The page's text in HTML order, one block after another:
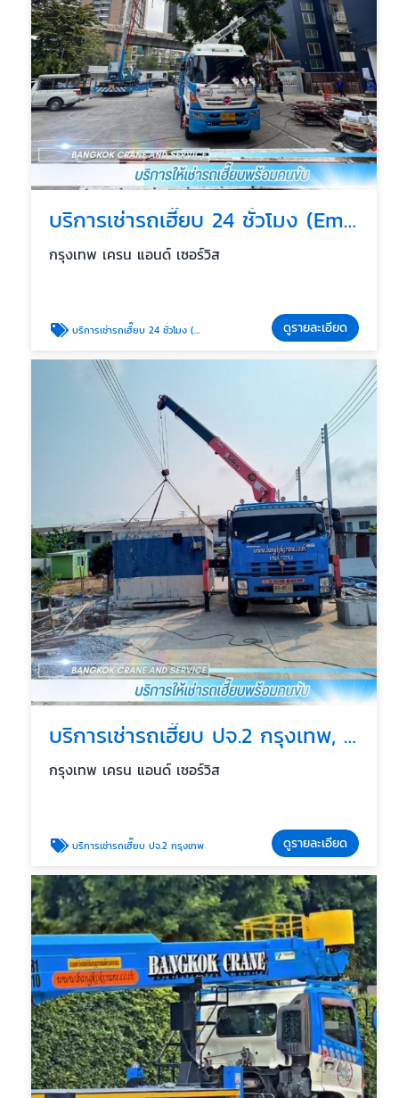
บริการเช่ารถเฮี๊ยบ 24 ชั่วโมง (Emergency Service)
กรุงเทพ เครน แอนด์ เซอร์วิส
บริการเช่ารถเฮี๊ยบ 24 ชั่วโมง (Emergency Service) ดูรายละเอียด
บริการเช่ารถเฮี๊ยบ ปจ.2 กรุงเทพ, นนทบุรี, ปทุมธานี
กรุงเทพ เครน แอนด์ เซอร์วิส
บริการเช่ารถเฮี๊ยบ ปจ.2 กรุงเทพ ดูรายละเอียด